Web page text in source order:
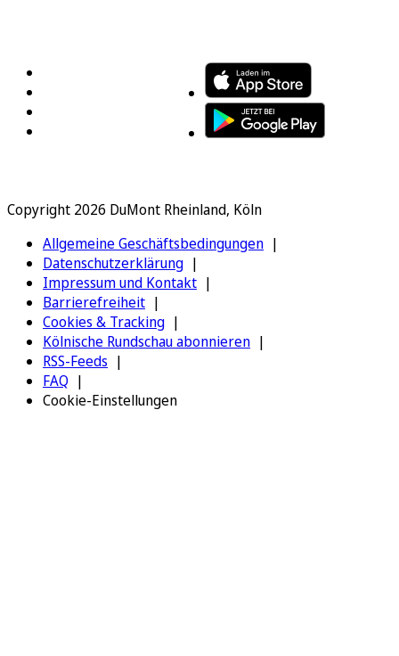
Copyright 2026 DuMont Rheinland, Köln
Allgemeine Geschäftsbedingungen
Datenschutzerklärung
Impressum und Kontakt
Barrierefreiheit
Cookies & Tracking
Kölnische Rundschau abonnieren
RSS-Feeds
FAQ
Cookie-Einstellungen